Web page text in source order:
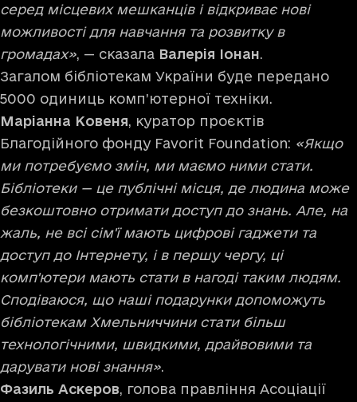
серед місцевих мешканців і відкриває нові
можливості для навчання та розвитку в
громадах», — сказала Валерія Іонан.
Загалом бібліотекам України буде передано
5000 одиниць комп’ютерної техніки.
Маріанна Ковеня, куратор проєктів
Благодійного фонду Favorit Foundation: «Якщо
ми потребуємо змін, ми маємо ними стати.
Бібліотеки — це публічні місця, де людина може
безкоштовно отримати доступ до знань. Але, на
жаль, не всі сім'ї мають цифрові гаджети та
доступ до Інтернету, і в першу чергу, ці
комп'ютери мають стати в нагоді таким людям.
Сподіваюся, що наші подарунки допоможуть
бібліотекам Хмельниччини стати більш
технологічними, швидкими, драйвовими та
дарувати нові знання».
Фазиль Аскеров, голова правління Асоціації